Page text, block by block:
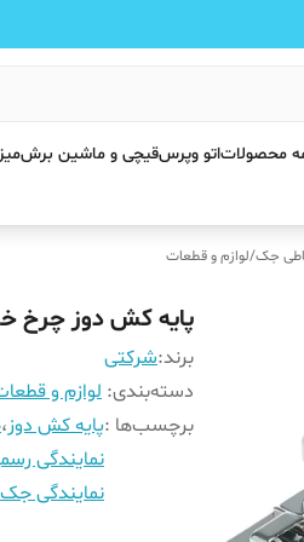
محصولاتاتو وپرسقیچی و ماشین برش
جک/لوازم و قطعات
پایه کش دوز چرخ
برند:شرکتی
دسته‌بندی: لوازم و
برچسب‌ها :پایه کش دوز،
نمایندگی
نمایندگی